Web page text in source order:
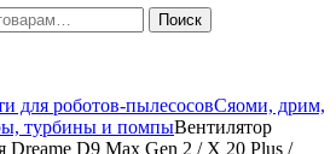
Поиск
для роботов-пылесосовСяоми, дрим,
турбины и помпыВентилятор
Dreame D9 Мах Gen 2 / X 20 Plus /